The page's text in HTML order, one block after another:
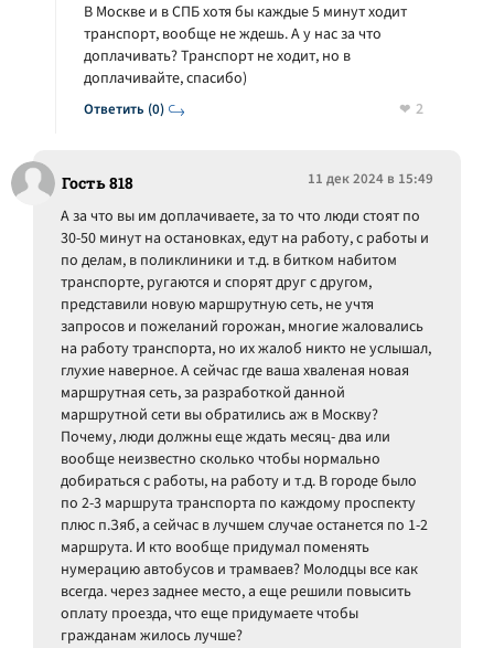
Ответить (0)
В Москве и в СПБ хотя бы каждые 5 минут ходит
транспорт, вообще не ждешь. А у нас за что
доплачивать? Транспорт не ходит, но в
доплачивайте, спасибо)
2
Гость 818 11 дек 2024 в 15:49
А за что вы им доплачиваете, за то что люди стоят по
30-50 минут на остановках, едут на работу, с работы и
по делам, в поликлиники и т.д. в битком набитом
транспорте, ругаются и спорят друг с другом,
представили новую маршрутную сеть, не учтя
запросов и пожеланий горожан, многие жаловались
на работу транспорта, но их жалоб никто не услышал,
глухие наверное. А сейчас где ваша хваленая новая
маршрутная сеть, за разработкой данной
маршрутной сети вы обратились аж в Москву?
Почему, люди должны еще ждать месяц- два или
вообще неизвестно сколько чтобы нормально
добираться с работы, на работу и т.д. В городе было
по 2-3 маршрута транспорта по каждому проспекту
плюс п.Зяб, а сейчас в лучшем случае останется по 1-2
маршрута. И кто вообще придумал поменять
нумерацию автобусов и трамваев? Молодцы все как
всегда. через заднее место, а еще решили повысить
оплату проезда, что еще придумаете чтобы
гражданам жилось лучше?